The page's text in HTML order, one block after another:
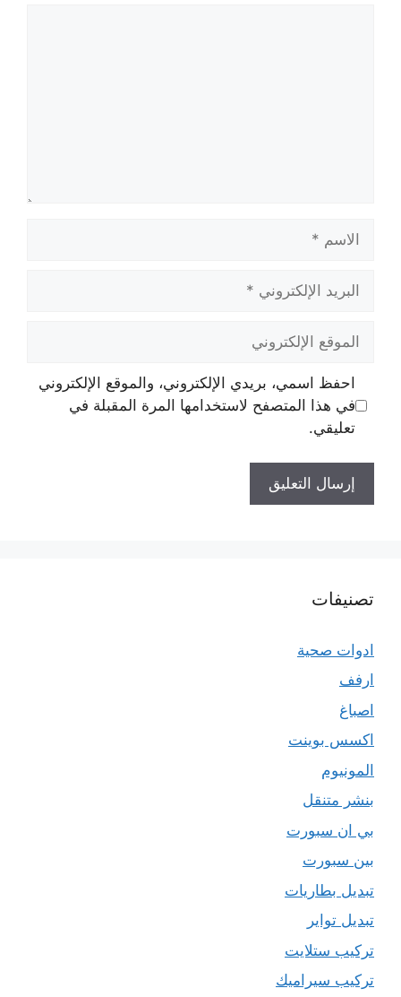
الاسم
البريد
الإلكتروني
الموقع
الإلكتروني
احفظ اسمي، بريدي الإلكتروني، والموقع الإلكتروني
في هذا المتصفح لاستخدامها المرة المقبلة في
تعليقي.
تصنيفات
ادوات صحية
ارفف
اصباغ
اكسس بوينت
المونيوم
بنشر متنقل
بي ان سبورت
بين سبورت
تبديل بطاريات
تبديل تواير
تركيب ستلايت
تركيب سيراميك